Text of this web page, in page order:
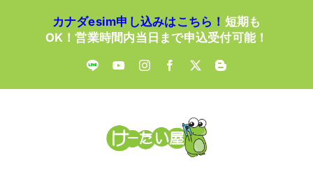
カナダesim申し込みはこちら！ 短期も
OK！営業時間内当日まで申込受付可能！
LINE YouTubeInstagramFacebook
X Blogger